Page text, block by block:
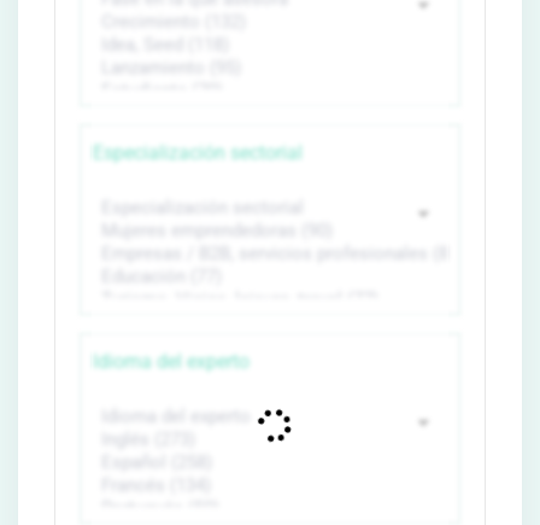
Especialización sectorial
Idioma del experto